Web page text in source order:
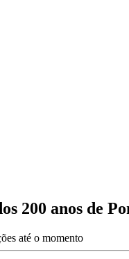
200 anos de
até o momento